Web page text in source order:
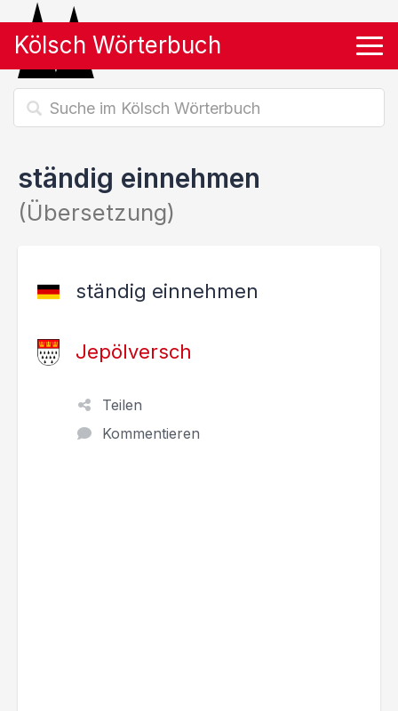
Kölsch Wörterbuch
ständig einnehmen
(Übersetzung)
ständig einnehmen
Jepölversch
Teilen
Kommentieren